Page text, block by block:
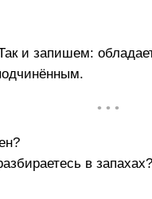
и запишем:
• • •
в запахах?